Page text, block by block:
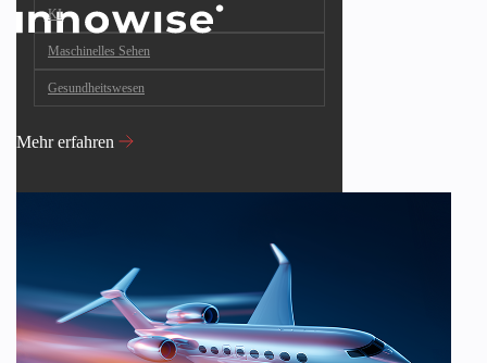
KI
Maschinelles Sehen
Gesundheitswesen
Mehr erfahren